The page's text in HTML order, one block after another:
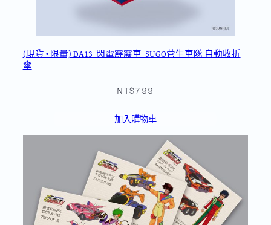
(現貨 • 限量) DA13_閃電霹靂車_SUGO菅生車隊 自動收折
傘
NT$799
加入購物車